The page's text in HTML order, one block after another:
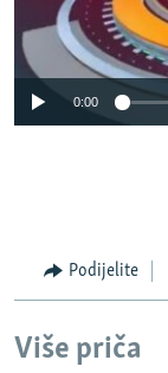
0:00
Podijelite
Više priča